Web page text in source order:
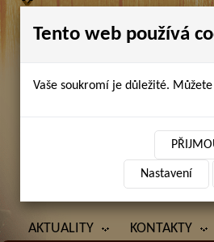
AKTUALITY KONTAKTY
Tento web používá
Vaše soukromí je důležité.
Nastavení